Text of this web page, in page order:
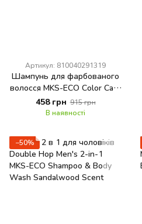
Артикул: 810040291319
Шампунь для фарбованого
волосся MKS-ECO Color Care
Shampoo Sunflower Scent
458 грн 915 грн
В наявності
−50%